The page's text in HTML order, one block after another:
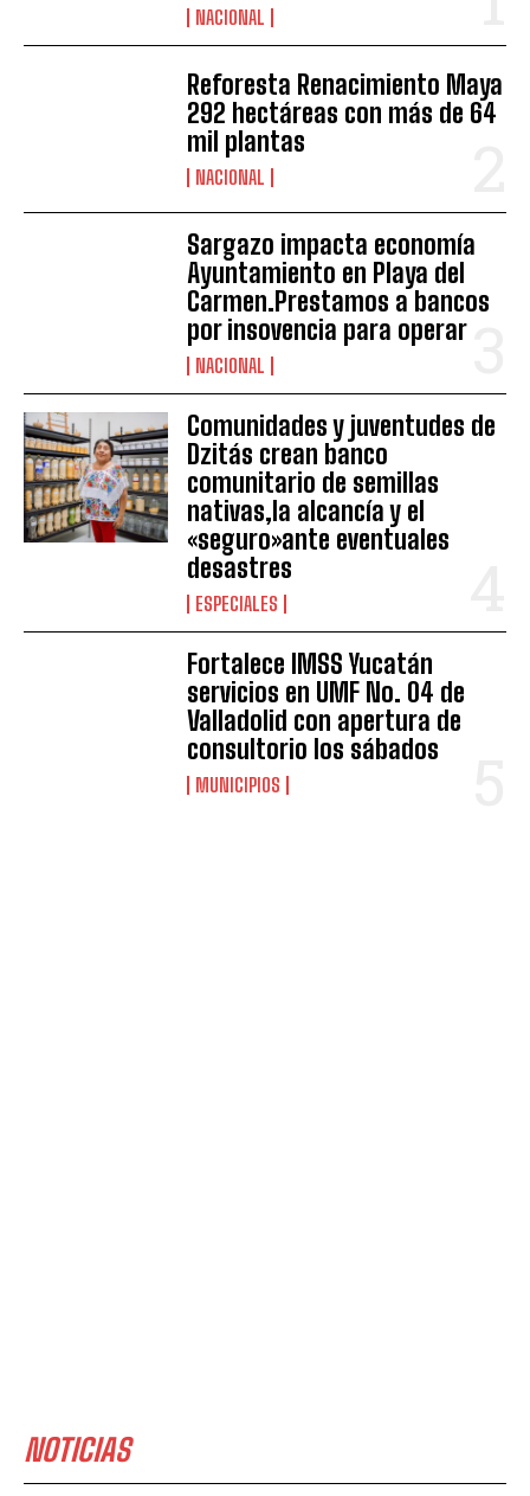
NACIONAL
Reforesta Renacimiento Maya
292 hectáreas con más de 64
mil plantas
NACIONAL
Sargazo impacta economía
Ayuntamiento en Playa del
Carmen.Prestamos a bancos
por insovencia para operar
NACIONAL
Comunidades y juventudes de
Dzitás crean banco
comunitario de semillas
nativas,la alcancía y el
«seguro»ante eventuales
desastres
ESPECIALES
Fortalece IMSS Yucatán
servicios en UMF No. 04 de
Valladolid con apertura de
consultorio los sábados
MUNICIPIOS
NOTICIAS